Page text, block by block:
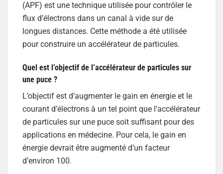
(APF) est une technique utilisée pour contrôler le
flux d’électrons dans un canal à vide sur de
longues distances. Cette méthode a été utilisée
pour construire un accélérateur de particules.
Quel est l’objectif de l’accélérateur de particules sur
une puce ?
L’objectif est d’augmenter le gain en énergie et le
courant d’électrons à un tel point que l’accélérateur
de particules sur une puce soit suffisant pour des
applications en médecine. Pour cela, le gain en
énergie devrait être augmenté d’un facteur
d’environ 100.